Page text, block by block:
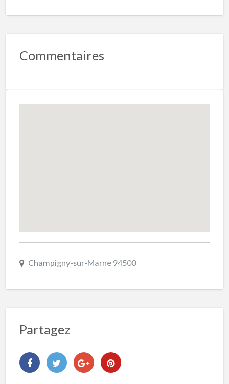
Commentaires
Champigny-sur-Marne 94500
Partagez